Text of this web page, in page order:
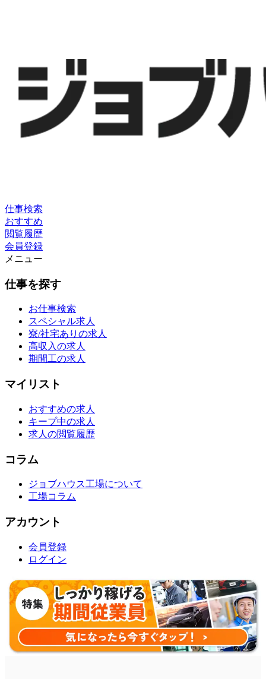
仕事検索
おすすめ
閲覧履歴
会員登録
メニュー
仕事を探す
お仕事検索
スペシャル求人
寮/社宅ありの求人
高収入の求人
期間工の求人
マイリスト
おすすめの求人
キープ中の求人
求人の閲覧履歴
コラム
ジョブハウス工場について
工場コラム
アカウント
会員登録
ログイン